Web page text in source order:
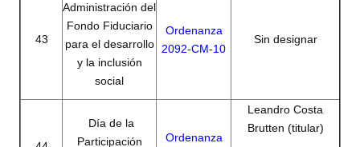
43
Administración del
Fondo Fiduciario
para el desarrollo
y la inclusión
social
Ordenanza
2092-CM-10
Sin designar
Día de la
Participación
Ordenanza
Leandro Costa
Brutten (titular)